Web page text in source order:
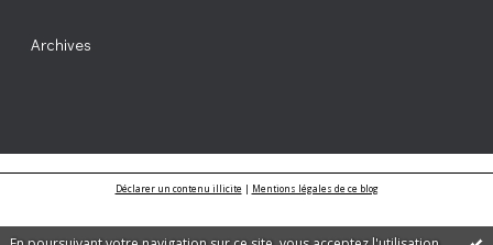
Archives
Déclarer un contenu illicite| Mentions légales de ce blog